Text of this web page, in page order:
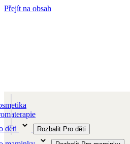
Přejít na obsah
děti
Rozbalit Pro děti